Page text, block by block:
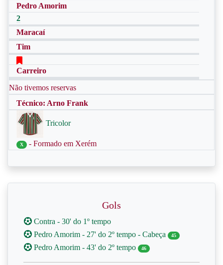
Pedro Amorim
2
Maracaí
Tim
Carreiro
Não tivemos reservas
Técnico: Arno Frank
Tricolor
X - Formado em Xerém
Gols
Contra - 30' do 1º tempo
Pedro Amorim - 27' do 2º tempo - Cabeça
45
Pedro Amorim - 43' do 2º tempo 46